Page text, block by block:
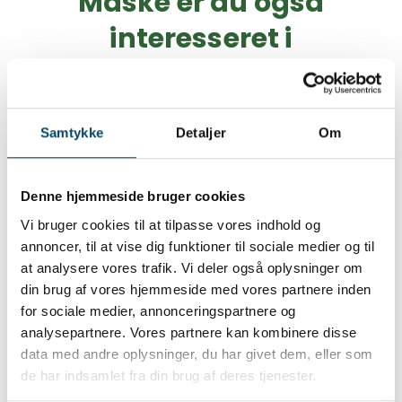
Samtykke Detaljer Om
Denne hjemmeside bruger cookies
Vi bruger cookies til at tilpasse vores indhold og
annoncer, til at vise dig funktioner til sociale medier og til
at analysere vores trafik. Vi deler også oplysninger om
din brug af vores hjemmeside med vores partnere inden
for sociale medier, annonceringspartnere og
analysepartnere. Vores partnere kan kombinere disse
data med andre oplysninger, du har givet dem, eller som
de har indsamlet fra din brug af deres tjenester.
Adgangsvejen for kranbilen skal være
plan, jævn og med fast underlag som
plads til at hver enkelt kan tømmes.
Der skal være lys ved miljøstationen i
ved frost og sne.
De sommerhusområder, der afventer nyt
om deres miljøstation, vil blive orienteret
på plads og placeringerne godkendt.
interesseret i
Sorteringsvejledning
Er du i tvivl om, hvordan vi skal sortere vores
affald og genbrug i Haderslev Kommune, så